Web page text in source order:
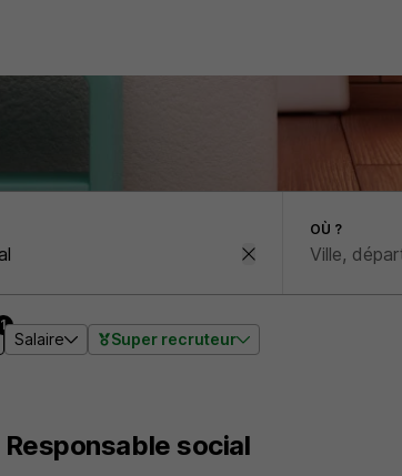
OÙ ?
1
Salaire Super recruteur
Responsable social